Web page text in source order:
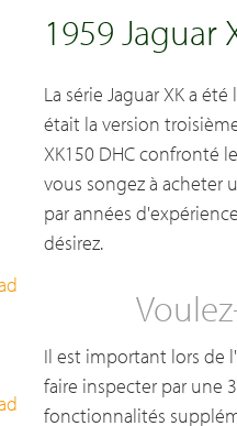
1959 Jaguar
La série Jaguar XK a
était la version
XK150 DHC confronté
vous songez à acheter
par années
désirez.
Il est important lors de
faire inspecter par une
fonctionnalités